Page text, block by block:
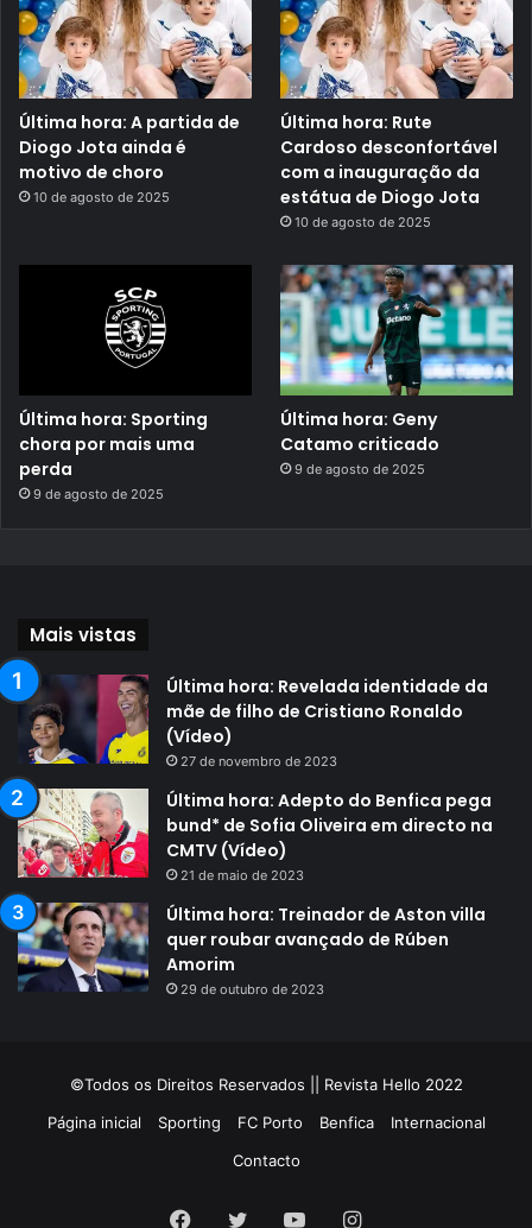
Última hora: A partida de
Diogo Jota ainda é
motivo de choro
10 de agosto de 2025
Última hora: Rute
Cardoso desconfortável
com a inauguração da
estátua de Diogo Jota
10 de agosto de 2025
Última hora: Sporting
chora por mais uma
perda
9 de agosto de 2025
Última hora: Geny
Catamo criticado
9 de agosto de 2025
Mais vistas
Última hora: Revelada identidade da
mãe de filho de Cristiano Ronaldo
(Vídeo)
27 de novembro de 2023
Última hora: Adepto do Benfica pega
bund* de Sofia Oliveira em directo na
CMTV (Vídeo)
21 de maio de 2023
Última hora: Treinador de Aston villa
quer roubar avançado de Rúben
Amorim
29 de outubro de 2023
©Todos os Direitos Reservados || Revista Hello 2022
Página inicial
Sporting FC Porto Benfica
Internacional
Contacto
Facebook
TwitterYouTubeInstagram